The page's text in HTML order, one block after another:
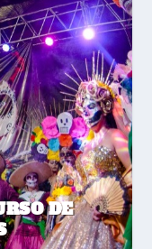
DE